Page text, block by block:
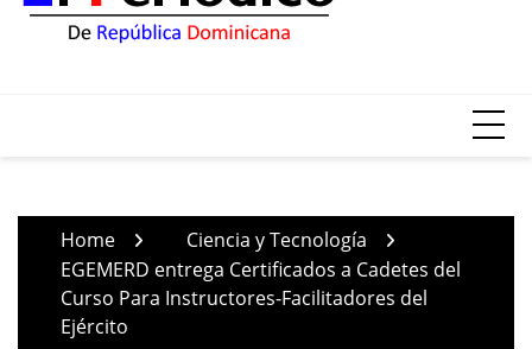
Home
Ciencia y Tecnología
EGEMERD entrega Certificados a Cadetes del
Curso Para Instructores-Facilitadores del
Ejército